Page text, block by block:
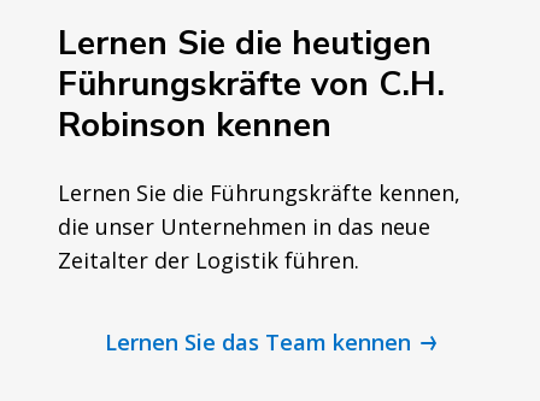
Lernen Sie die heutigen
Führungskräfte von C.H.
Robinson kennen
Lernen Sie die Führungskräfte kennen,
die unser Unternehmen in das neue
Zeitalter der Logistik führen.
Lernen Sie das Team kennen